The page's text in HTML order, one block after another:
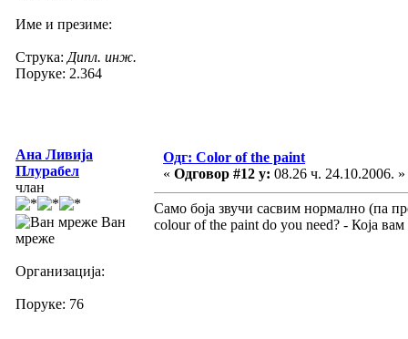
Име и презиме:
Струка: Дипл. инж.
Поруке: 2.364
Ана Ливија
Плурабел
члан
Ван
мреже
Организација:
Поруке: 76
Одг: Color of the paint
« Одговор #12 у: 08.26 ч. 24.10.2006. »
Само боја звучи сасвим нормално (па
colour of the paint do you need? - Која вам